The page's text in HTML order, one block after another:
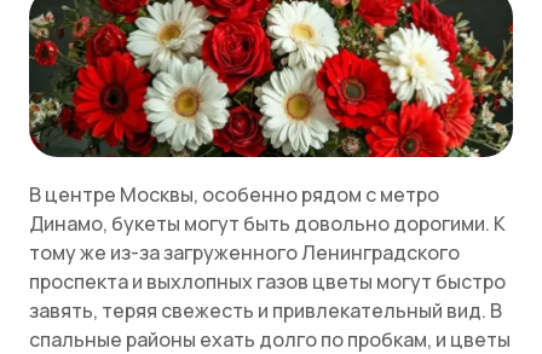
В центре Москвы, особенно рядом с метро
Динамо, букеты могут быть довольно дорогими. К
тому же из-за загруженного Ленинградского
проспекта и выхлопных газов цветы могут быстро
завять, теряя свежесть и привлекательный вид. В
спальные районы ехать долго по пробкам, и цветы